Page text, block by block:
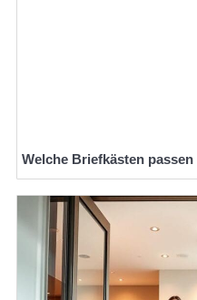
Welche Briefkästen